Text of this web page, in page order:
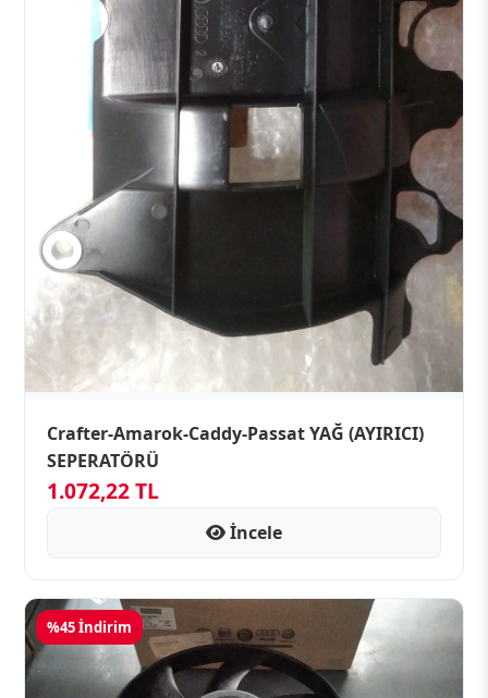
Crafter-Amarok-Caddy-Passat YAĞ (AYIRICI)
SEPERATÖRÜ
1.072,22 TL
İncele
%45 İndirim